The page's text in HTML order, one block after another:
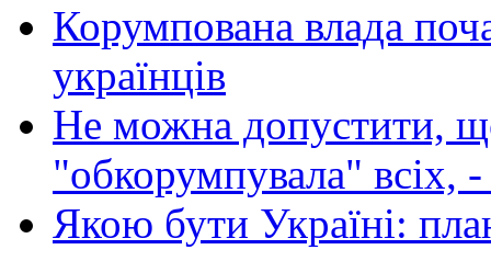
Корумпована влада
українців
Не можна допустити,
"обкорумпувала" всіх,
Якою бути Україні: